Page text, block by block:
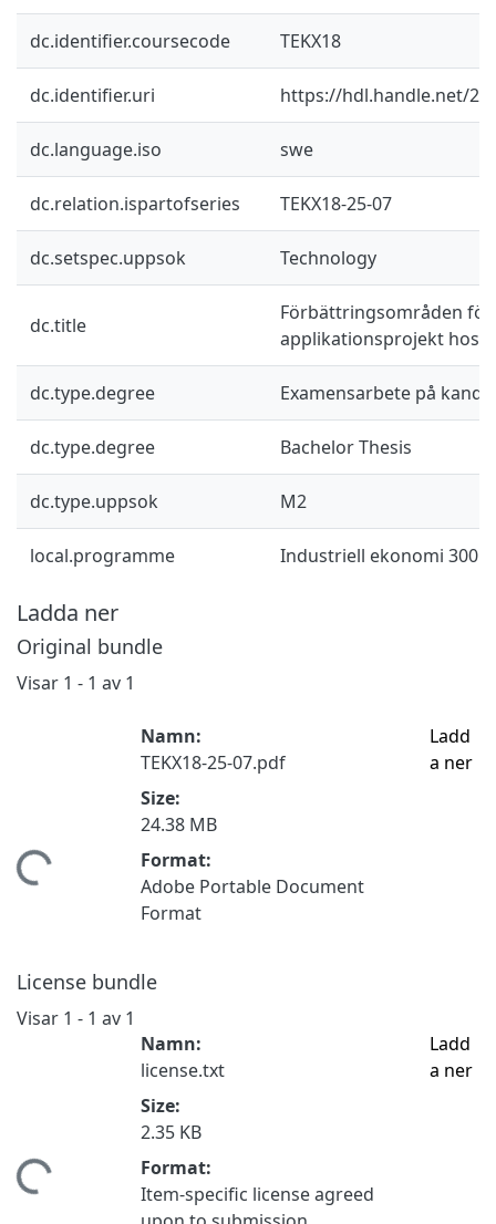
dc.identifier.coursecode TEKX18
dc.identifier.uri https://hdl.handle.net/
dc.language.iso swe
dc.relation.ispartofseries TEKX18-25-07
dc.setspec.uppsok Technology
dc.title
Förbättringsområden för
applikationsprojekt hos
dc.type.degree Examensarbete på
dc.type.degree Bachelor Thesis
dc.type.uppsok M2
local.programme Industriell ekonomi 300
Ladda ner
Original bundle
Visar 1 - 1 av 1
Namn:
TEKX18-25-07.pdf
Size:
24.38 MB
Format:
Adobe Portable Document
Format
Ladd
a ner
License bundle
Visar 1 - 1 av 1
Namn:
license.txt
Size:
2.35 KB
Format:
Item-specific license agreed
Ladd
a ner